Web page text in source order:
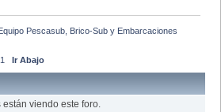
Pescasub, Brico-Sub y Embarcaciones
Ir Abajo
viendo este foro.